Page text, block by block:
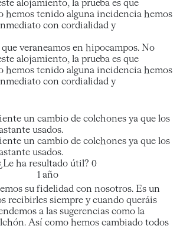
alojamiento, la prueba es que
hemos tenido alguna incidencia hemos
con cordialidad y
veraneamos en hipocampos. No
alojamiento, la prueba es que
hemos tenido alguna incidencia hemos
con cordialidad y
un cambio de colchones ya que los
usados.
un cambio de colchones ya que los
usados.
ha resultado útil? 0
1 año
su fidelidad con nosotros. Es un
recibirles siempre y cuando queráis
a las sugerencias como la
Así como hemos cambiado todos